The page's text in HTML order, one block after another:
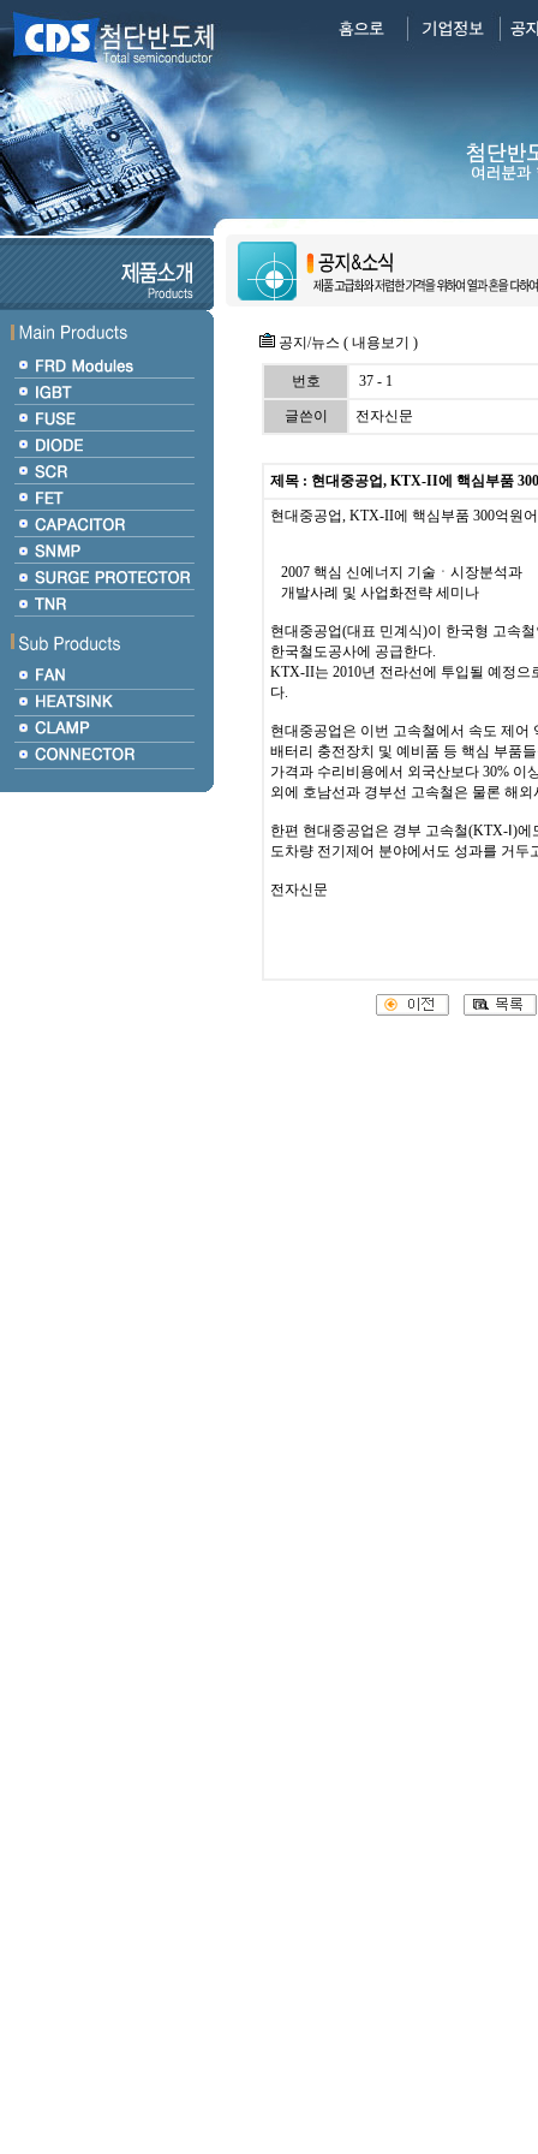
공지/뉴스 ( 내용보기 )
번호 37 - 1
글쓴이 전자신문
제목 : 현대중공업, KTX-II에 핵심부품
현대중공업, KTX-II에 핵심부품 300억원
2007 핵심 신에너지 기술ㆍ시장분석과
개발사례 및 사업화전략 세미나
현대중공업(대표 민계식)이 한국형 고속
한국철도공사에 공급한다.
KTX-II는 2010년 전라선에 투입될 예정
다.
현대중공업은 이번 고속철에서 속도 제
배터리 충전장치 및 예비품 등 핵심 부품
가격과 수리비용에서 외국산보다 30% 이
외에 호남선과 경부선 고속철은 물론 해
한편 현대중공업은 경부 고속철(KTX-Ⅰ)
도차량 전기제어 분야에서도 성과를 거두
전자신문